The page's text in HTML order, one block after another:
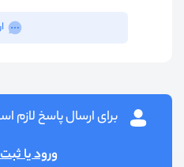
برای ارسال پاسخ لازم
ورود یا